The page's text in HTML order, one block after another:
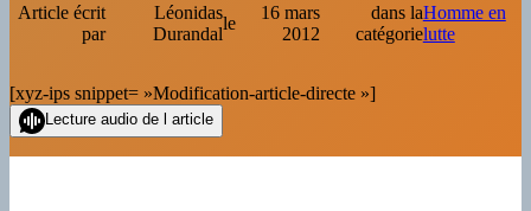
Article écrit
par
Léonidas
Durandal
le
16 mars
2012
dans la
catégorie
Homme en
lutte
[xyz-ips snippet= »Modification-article-directe »]
Lecture audio de l article